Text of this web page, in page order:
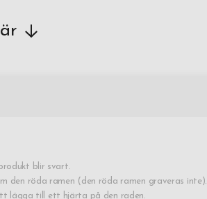
blir svart.
den röda ramen (den röda ramen graveras inte).
lägga till ett hjärta på den raden.